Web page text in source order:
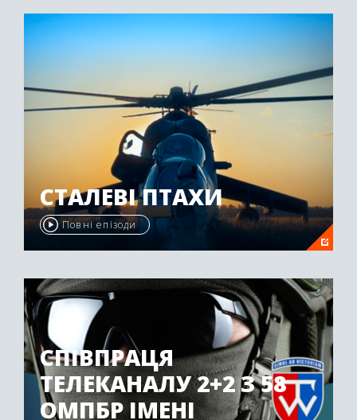
СТАЛЕВІ ПТАХИ
Повні епізоди
СПІВПРАЦЯ
ТЕЛЕКАНАЛУ 2+2 З 58
ОМПБР ІМЕНІ